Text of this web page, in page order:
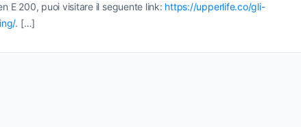
E 200, puoi visitare il seguente link: https://upperlife.co/gli-
. […]